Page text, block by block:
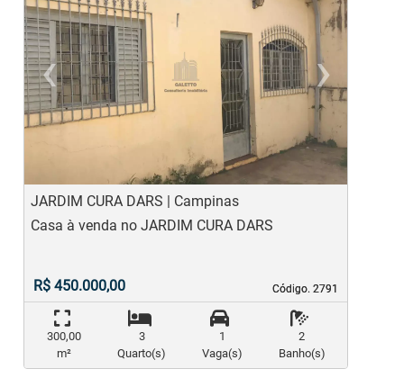
‹
Previous
›
JARDIM CURA DARS | Campinas
Código. 2791
Código. 2791
Casa à venda no JARDIM CURA DARS
R$ 450.000,00
300,00
m²
3
Quarto(s)
1
Vaga(s)
2
Banho(s)